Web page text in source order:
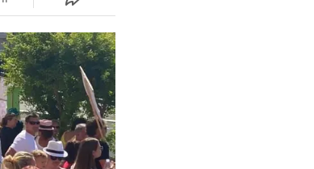
u autu i